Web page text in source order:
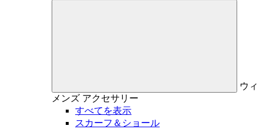
ウィ
メンズ アクセサリー
すべてを表示
スカーフ＆ショール